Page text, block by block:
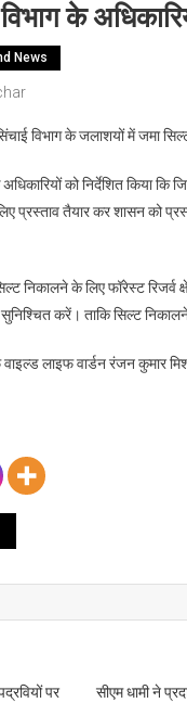
विभाग के
News
विभाग के जलाशयों में जमा
अधिकारियों को निर्देशित किया
प्रस्ताव तैयार कर शासन को
निकालने के लिए फॉरेस्ट
करें। ताकि सिल्ट
लाइफ वार्डन रंजन कुमार
पर
सीएम धामी ने